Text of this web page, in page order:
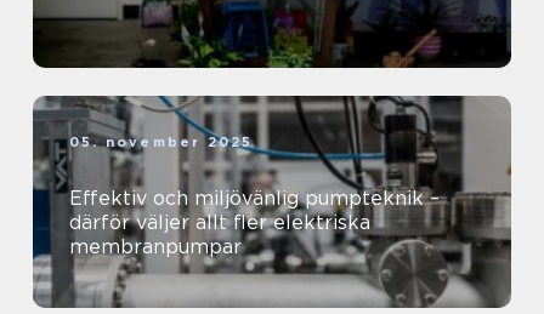
05. november 2025
Effektiv och miljövänlig pumpteknik –
därför väljer allt fler elektriska
membranpumpar